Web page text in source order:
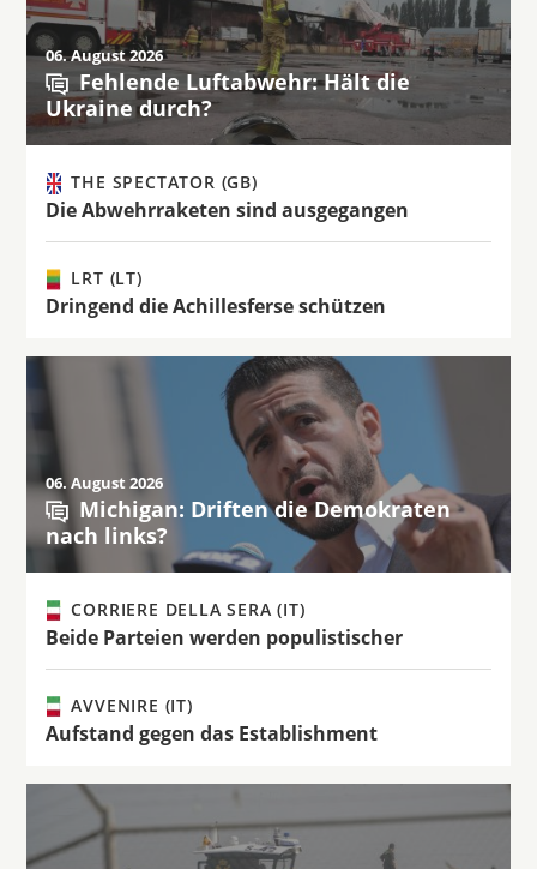
06. August 2026
Fehlende Luftabwehr: Hält die
Ukraine durch?
THE SPECTATOR (GB)
Die Abwehrraketen sind ausgegangen
LRT (LT)
Dringend die Achillesferse schützen
06. August 2026
Michigan: Driften die Demokraten
nach links?
CORRIERE DELLA SERA (IT)
Beide Parteien werden populistischer
AVVENIRE (IT)
Aufstand gegen das Establishment